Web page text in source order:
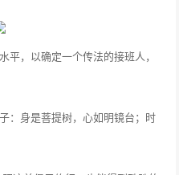
平，以确定一个传法的接班人，
：身是菩提树，心如明镜台；时